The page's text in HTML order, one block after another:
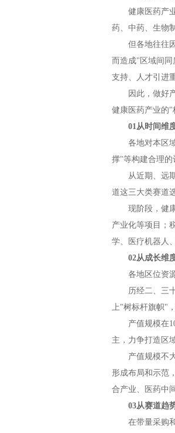
健康医药产
药、中药、生物
但各地往往
而造成"区域间
支持、人才引进
因此，做好
健康医药产业的"
01从时间维
各地对本区
撑"等构建合理的
从近期、远
道这三大类赛道
现阶段，健
产业化等项目；
学、医疗机器人
02从成长维
各地区位资
历经二、三
上"树标杆旗帜"
产值规模在
主，力争打造区
产值规模不
形成布局和示范
合产业、医药中
03从赛道趋
在带量采购